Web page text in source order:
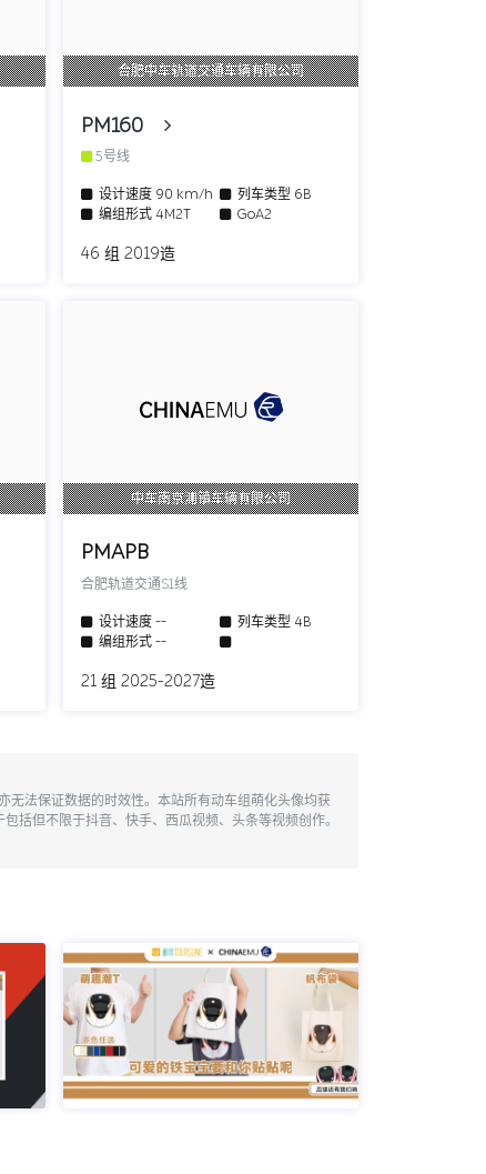
合肥中车轨道交通车辆有限公司
PM160
5号线
设计速度90 km/h 列车类型 6B
编组形式4M2T GoA2
46 组 2019造
中车南京浦镇车辆有限公司
PMAPB
合肥轨道交通S1线
设计速度-- 列车类型 4B
编组形式--
21 组 2025-2027造
无法保证数据的时效性。本站所有动车组萌化头像均获
括但不限于抖音、快手、西瓜视频、头条等视频创作。